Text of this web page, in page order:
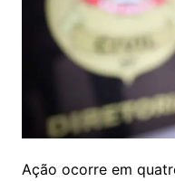
Ação ocorre em